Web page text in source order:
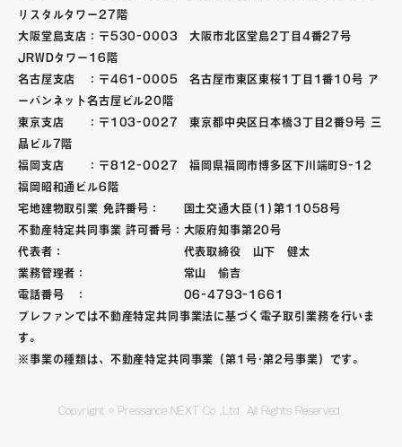
リスタルタワー27階
大阪堂島支店：〒530-0003 大阪市北区堂島2丁目4番27号
JRWDタワー16階
名古屋支店 ：〒461-0005 名古屋市東区東桜1丁目1番10号 ア
ーバンネット名古屋ビル20階
東京支店 ：〒103-0027 東京都中央区日本橋3丁目2番9号 三
晶ビル7階
福岡支店 ：〒812-0027 福岡県福岡市博多区下川端町9-12
福岡昭和通ビル6階
宅地建物取引業 免許番号： 国土交通大臣(1)第11058号
不動産特定共同事業 許可番号：大阪府知事第20号
代表者： 代表取締役 山下 健太
業務管理者： 常山 愉吉
電話番号 ： 06-4793-1661
プレファンでは不動産特定共同事業法に基づく電子取引業務を行いま
す。
※事業の種類は、不動産特定共同事業（第1号･第2号事業）です。
Copyright © Pressance NEXT Co.,Ltd. All Rights Reserved.